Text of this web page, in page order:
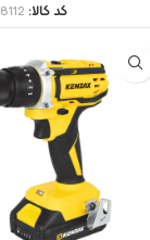
کد کالا: 8112